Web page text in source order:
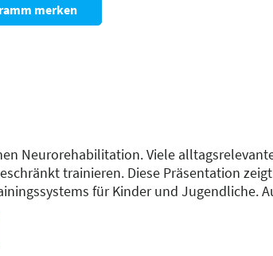
merken
Neurorehabilitation. Viele
trainieren. Diese Präsentation
für Kinder und Jugendliche.
moovly ein praxisnahes, spielerisches und
Alltag.